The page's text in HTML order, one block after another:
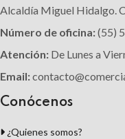
Alcaldía Miguel Hidalgo.
Número de oficina:(55)
Atención: De Lunes a
Email:
Conócenos
¿Quienes somos?